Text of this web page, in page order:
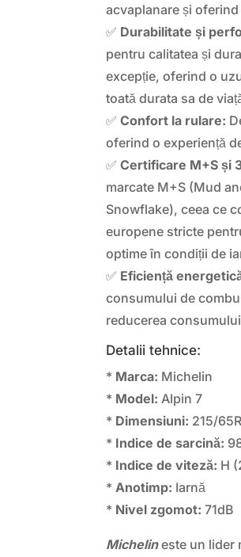
acvaplanare și
✅ Durabilitate și
pentru calitatea și
excepție, oferind o
toată durata sa de
✅Confort la rulare:
oferind o experiență
✅Certificare M+S și
marcate M+S (Mud
Snowflake), ceea ce
europene stricte
optime în condiții de
✅ Eficiență
consumului de
reducerea
Detalii tehnice:
* Marca: Michelin
* Model: Alpin 7
* Dimensiuni: 215/
* Indice de sarcină:
* Indice de viteză: H
* Anotimp: Iarnă
* Nivel zgomot: 71dB
Michelineste un lider